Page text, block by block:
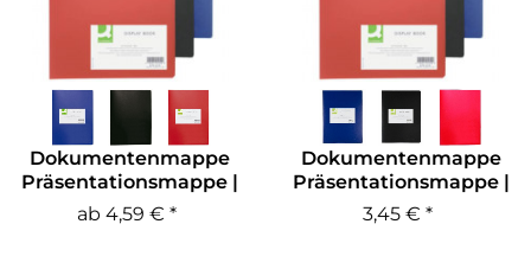
Dokumentenmappe
Präsentationsmappe |
40 Hüllen
ab 4,59 € *
Dokumentenmappe
Präsentationsmappe |
10 Hüllen
3,45 € *